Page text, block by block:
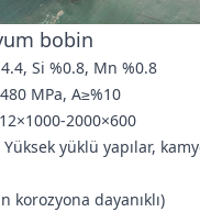
bobin
Si %0.8, Mn %0.8
MPa, A≥%10
2000×600
yüklü yapılar,
korozyona dayanıklı)